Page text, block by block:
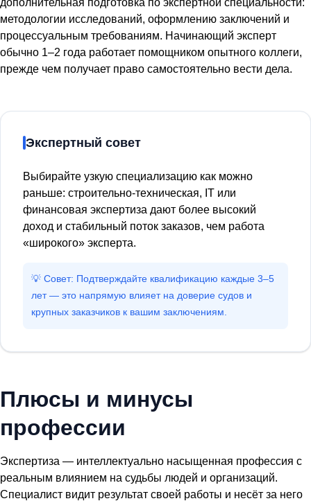
методологии исследований, оформлению заключений и
процессуальным требованиям. Начинающий эксперт
обычно 1–2 года работает помощником опытного коллеги,
прежде чем получает право самостоятельно вести дела.
Экспертный совет
Выбирайте узкую специализацию как можно
раньше: строительно-техническая, IT или
финансовая экспертиза дают более высокий
доход и стабильный поток заказов, чем работа
«широкого» эксперта.
💡 Совет: Подтверждайте квалификацию каждые 3–5
лет — это напрямую влияет на доверие судов и
крупных заказчиков к вашим заключениям.
Плюсы и минусы
профессии
Экспертиза — интеллектуально насыщенная профессия с
реальным влиянием на судьбы людей и организаций.
Специалист видит результат своей работы и несёт за него